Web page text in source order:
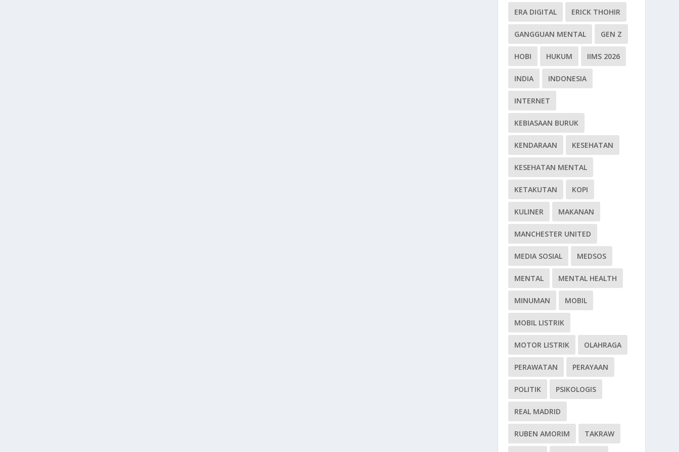
ERA DIGITAL ERICK THOHIR
GANGGUAN MENTAL GEN Z
HOBI HUKUM IIMS 2026
INDIA INDONESIA
INTERNET
KEBIASAAN BURUK
KENDARAAN KESEHATAN
KESEHATAN MENTAL
KETAKUTAN KOPI
KULINER MAKANAN
MANCHESTER UNITED
MEDIA SOSIAL MEDSOS
MENTAL MENTAL HEALTH
MINUMAN MOBIL
MOBIL LISTRIK
MOTOR LISTRIK OLAHRAGA
PERAWATAN PERAYAAN
POLITIK PSIKOLOGIS
REAL MADRID
RUBEN AMORIM TAKRAW